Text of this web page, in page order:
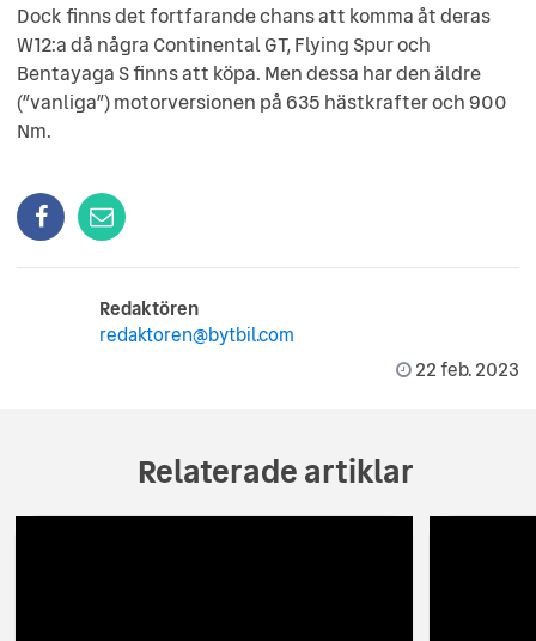
Dock finns det fortfarande chans att komma åt deras
W12:a då några Continental GT, Flying Spur och
Bentayaga S finns att köpa. Men dessa har den äldre
(”vanliga”) motorversionen på 635 hästkrafter och 900
Nm.
Redaktören
redaktoren@bytbil.com
22 feb. 2023
Relaterade artiklar